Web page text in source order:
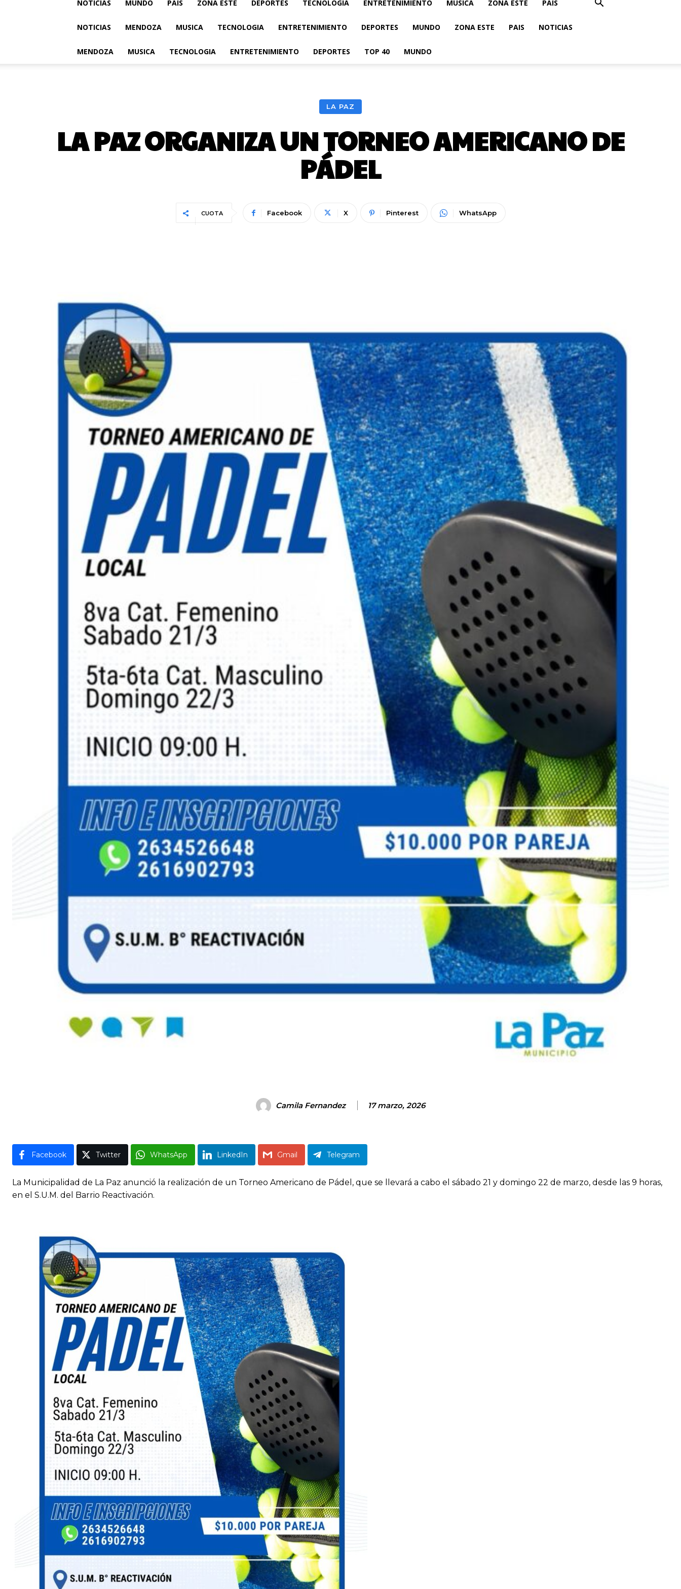
NOTICIAS MUNDO PAIS ZONA ESTE DEPORTES TECNOLOGIA ENTRETENIMIENTO MUSICA ZONA ESTE PAIS
NOTICIAS MENDOZA MUSICA TECNOLOGIA ENTRETENIMIENTO DEPORTES MUNDO ZONA ESTE PAIS NOTICIAS
MENDOZA MUSICA TECNOLOGIA ENTRETENIMIENTO DEPORTES TOP 40 MUNDO
LA PAZ
LA PAZ ORGANIZA UN TORNEO AMERICANO DE
PÁDEL
CUOTA Facebook X Pinterest WhatsApp
Camila Fernandez 17 marzo, 2026
Facebook Twitter WhatsApp LinkedIn Gmail Telegram
La Municipalidad de La Paz anunció la realización de un Torneo Americano de Pádel, que se llevará a cabo el sábado 21 y domingo 22 de marzo, desde las 9 horas,
en el S.U.M. del Barrio Reactivación.